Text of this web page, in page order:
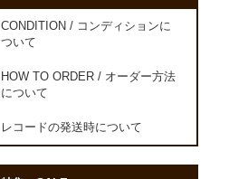
CONDITION / コンディションに
ついて
HOW TO ORDER / オーダー方法
について
レコードの発送時について